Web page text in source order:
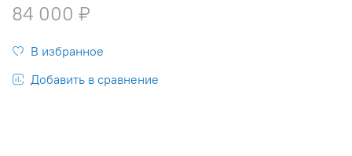
84 000 ₽
В избранное
Добавить в сравнение